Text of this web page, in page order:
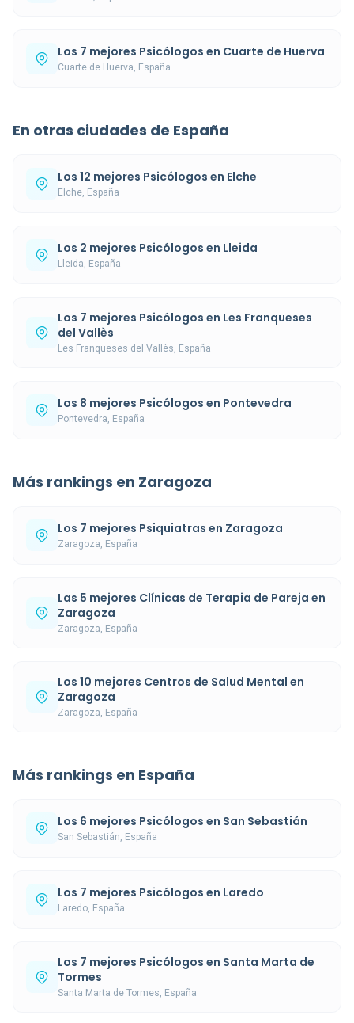
Los 7 mejores Psicólogos en Cuarte de Huerva
Cuarte de Huerva, España
En otras ciudades de España
Los 12 mejores Psicólogos en Elche
Elche, España
Los 2 mejores Psicólogos en Lleida
Lleida, España
Los 7 mejores Psicólogos en Les Franqueses
del Vallès
Les Franqueses del Vallès, España
Los 8 mejores Psicólogos en Pontevedra
Pontevedra, España
Más rankings en Zaragoza
Los 7 mejores Psiquiatras en Zaragoza
Zaragoza, España
Las 5 mejores Clínicas de Terapia de Pareja en
Zaragoza
Zaragoza, España
Los 10 mejores Centros de Salud Mental en
Zaragoza
Zaragoza, España
Más rankings en España
Los 6 mejores Psicólogos en San Sebastián
San Sebastián, España
Los 7 mejores Psicólogos en Laredo
Laredo, España
Los 7 mejores Psicólogos en Santa Marta de
Tormes
Santa Marta de Tormes, España